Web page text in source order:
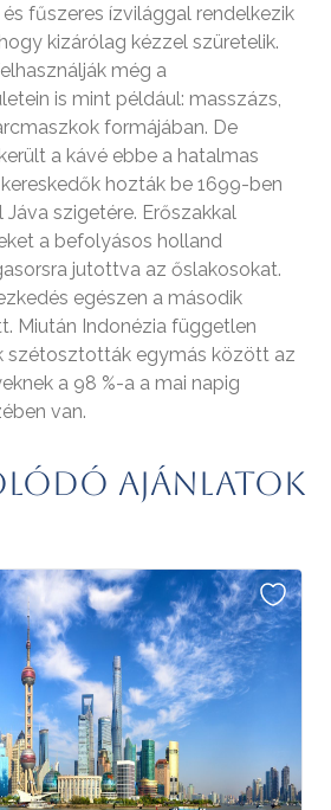
fűszeres ízvilággal rendelkezik
kizárólag kézzel szüretelik.
még a
is mint például: masszázs,
formájában. De
a kávé ebbe a hatalmas
hozták be 1699-ben
szigetére. Erőszakkal
a befolyásos holland
jutottva az őslakosokat.
egészen a második
Miután Indonézia független
szétosztották egymás között az
a 98 %-a a mai napig
van.
ajánlatok